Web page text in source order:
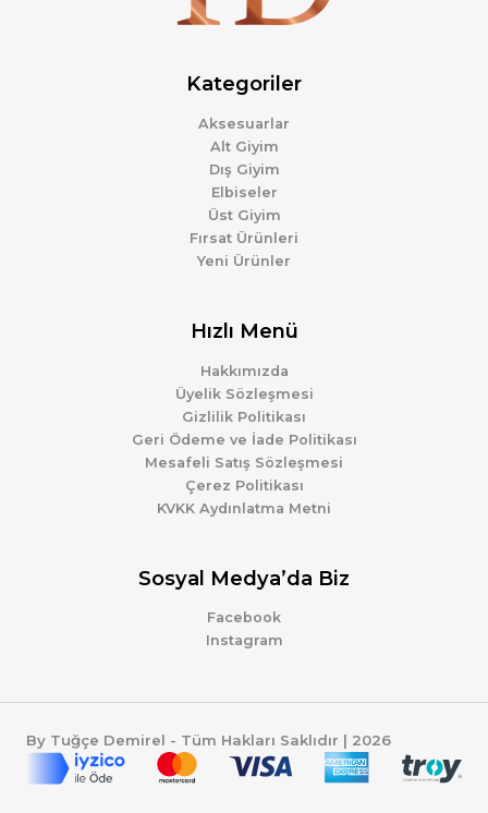
Kategoriler
Aksesuarlar
Alt Giyim
Dış Giyim
Elbiseler
Üst Giyim
Fırsat Ürünleri
Yeni Ürünler
Hızlı Menü
Hakkımızda
Üyelik Sözleşmesi
Gizlilik Politikası
Geri Ödeme ve İade Politikası
Mesafeli Satış Sözleşmesi
Çerez Politikası
KVKK Aydınlatma Metni
Sosyal Medya’da Biz
Facebook
Instagram
By Tuğçe Demirel - Tüm Hakları Saklıdır | 2026